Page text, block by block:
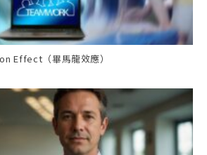
Effect（畢馬龍效應）